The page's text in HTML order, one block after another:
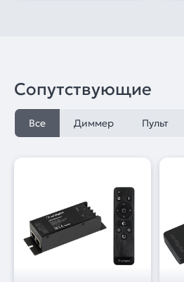
Сопутствующие
Все Диммер Пульт